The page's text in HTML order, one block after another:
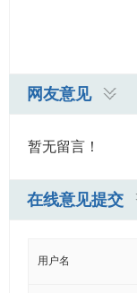
网友意见
暂无留言！
在线意见提交
用户名